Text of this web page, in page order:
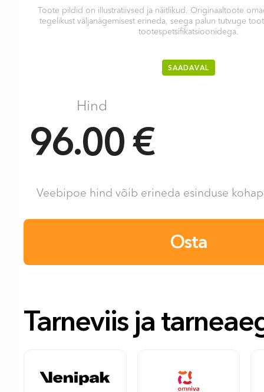
Toote pildid on illustratiivsed ja näitlikud. Originaaltoote
tegelikust väljanägemisest erineda, seega palun tutvuge
tootespetsifikatsioonidega.
SAADAVAL
Hind
96.00 €
Veebipoe hind võib erineda esinduse
Osta
Tarneviis ja